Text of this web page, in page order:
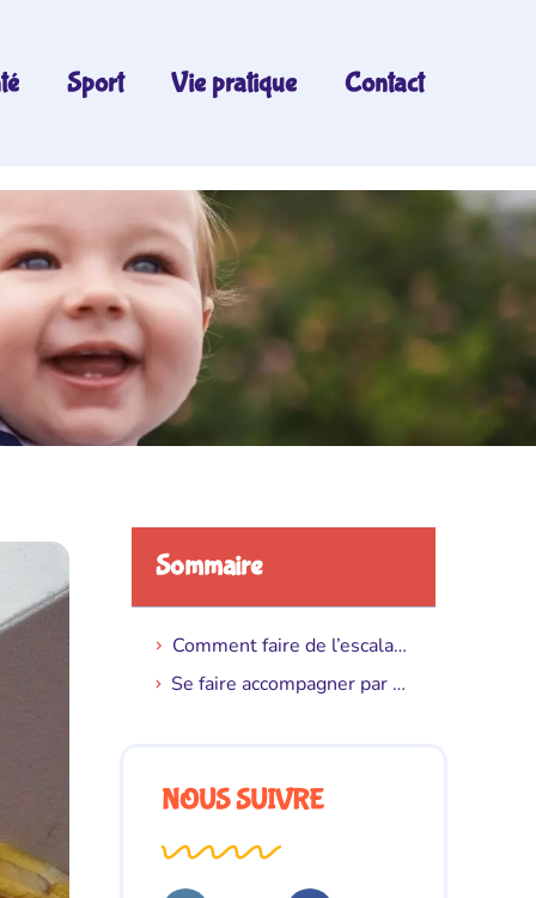
Sport Vie pratique Contact
Sommaire
Comment faire de l’escalade de bloc ?
Se faire accompagner par un professionnel
NOUS SUIVRE